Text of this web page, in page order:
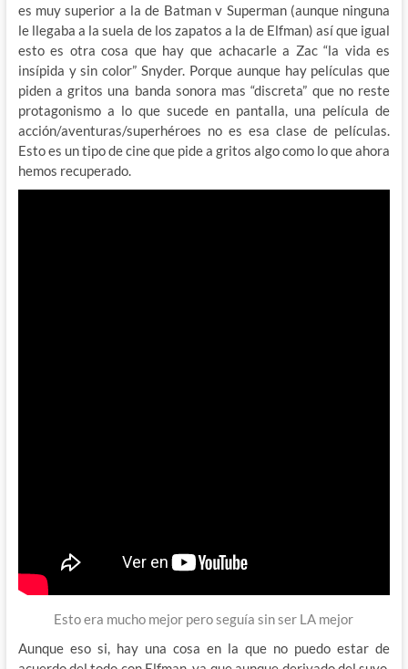
es muy superior a la de Batman v Superman (aunque ninguna
le llegaba a la suela de los zapatos a la de Elfman) así que igual
esto es otra cosa que hay que achacarle a Zac “la vida es
insípida y sin color” Snyder. Porque aunque hay películas que
piden a gritos una banda sonora mas “discreta” que no reste
protagonismo a lo que sucede en pantalla, una película de
acción/aventuras/superhéroes no es esa clase de películas.
Esto es un tipo de cine que pide a gritos algo como lo que ahora
hemos recuperado.
Esto era mucho mejor pero seguía sin ser LA mejor
Aunque eso si, hay una cosa en la que no puedo estar de